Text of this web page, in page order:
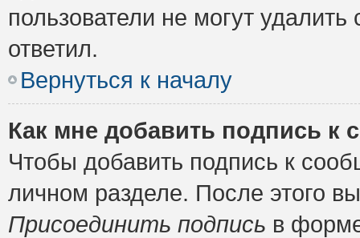
пользователи не могут
ответил.
Вернуться к началу
Как мне добавить подпись к
Чтобы добавить подпись к
личном разделе. После этого
Присоединить подпись в